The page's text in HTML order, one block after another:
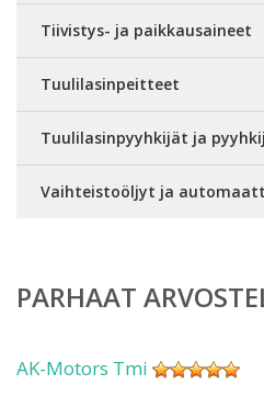
Tiivistys- ja paikkausaineet
Tuulilasinpeitteet
Tuulilasinpyyhkijät ja
Vaihteistoöljyt ja
PARHAAT
AK-Motors Tmi